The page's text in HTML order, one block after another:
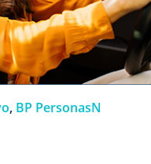
, BP PersonasN